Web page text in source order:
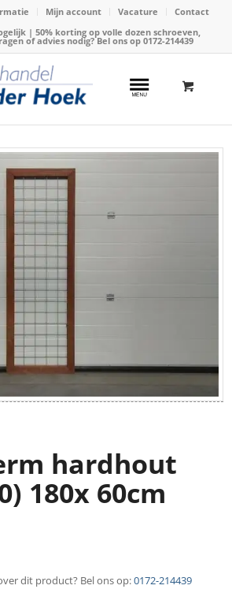
Mijn account Vacature
Contact
| 50% korting op volle dozen schroeven,
of advies nodig? Bel ons op 0172-214439
/ Kaderschermen
(10) 180x 60cm
hardhout
180x 60cm
dit product? Bel ons op:0172-214439